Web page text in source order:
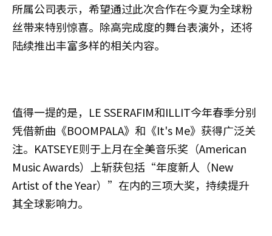
所属公司表示，希望通过此次合作在今夏为全球粉
丝带来特别惊喜。除高完成度的舞台表演外，还将
陆续推出丰富多样的相关内容。
值得一提的是，LE SSERAFIM和ILLIT今年春季分别
凭借新曲《BOOMPALA》和《It's Me》获得广泛关
注。KATSEYE则于上月在全美音乐奖（American
Music Awards）上斩获包括“年度新人（New
Artist of the Year）”在内的三项大奖，持续提升
其全球影响力。